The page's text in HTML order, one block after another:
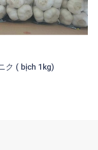
ク ( bịch 1kg)